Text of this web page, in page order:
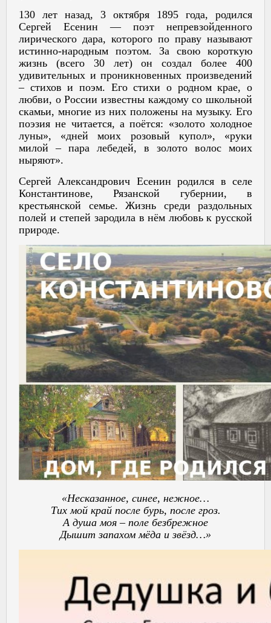
130 лет назад, 3 октября 1895 года, родился
Сергей Есенин — поэт непревзойденного
лирического дара, которого по праву называют
истинно-народным поэтом. За свою короткую
жизнь (всего 30 лет) он создал более 400
удивительных и проникновенных произведений
– стихов и поэм. Его стихи о родном крае, о
любви, о России известны каждому со школьной
скамьи, многие из них положены на музыку. Его
поэзия не читается, а поётся: «золото холодное
луны», «дней моих розовый купол», «руки
милой – пара лебедей, в золото волос моих
ныряют».
Сергей Александрович Есенин родился в селе
Константинове, Рязанской губернии, в
крестьянской семье. Жизнь среди раздольных
полей и степей зародила в нём любовь к русской
природе.
«Несказанное, синее, нежное…
Тих мой край после бурь, после гроз.
А душа моя – поле безбрежное
Дышит запахом мёда и звёзд…»